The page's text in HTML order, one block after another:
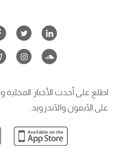
اطلع على أحدث الأخبار المحلية
على الآيفون والآندرويد.